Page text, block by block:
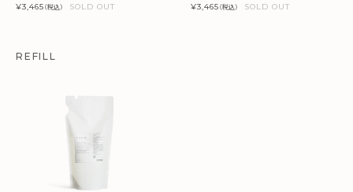
¥3,465（税込） SOLD OUT ¥3,465（税込） SOLD OUT
REFILL